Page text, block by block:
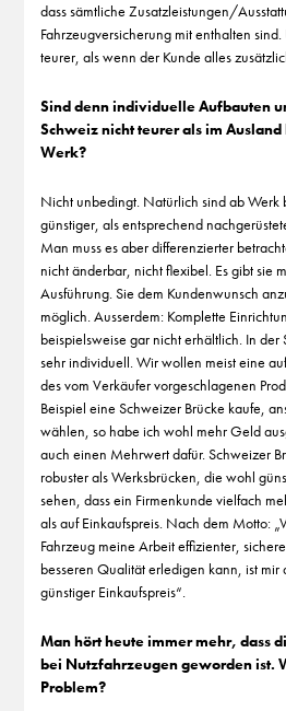
dass sämtliche Zusatzleistungen/
Fahrzeugversicherung mit enthalten sind.
teurer, als wenn der Kunde alles
Sind denn individuelle Aufbauten
Schweiz nicht teurer als im
Werk?
Nicht unbedingt. Natürlich sind ab Werk
günstiger, als entsprechend
Man muss es aber differenzierter
nicht änderbar, nicht flexibel. Es gibt sie
Ausführung. Sie dem Kundenwunsch
möglich. Ausserdem: Komplette
beispielsweise gar nicht erhältlich. In
sehr individuell. Wir wollen meist eine
des vom Verkäufer vorgeschlagenen
Beispiel eine Schweizer Brücke kaufe,
wählen, so habe ich wohl mehr Geld
auch einen Mehrwert dafür. Schweizer
robuster als Werksbrücken, die wohl
sehen, dass ein Firmenkunde vielfach
als auf Einkaufspreis. Nach dem Motto:
Fahrzeug meine Arbeit effizienter,
besseren Qualität erledigen kann, ist mir
günstiger Einkaufspreis“.
Man hört heute immer mehr, dass
bei Nutzfahrzeugen geworden ist.
Problem?